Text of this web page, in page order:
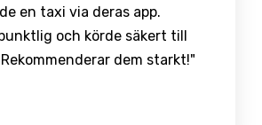
en taxi via deras app.
och körde säkert till
dem starkt!"